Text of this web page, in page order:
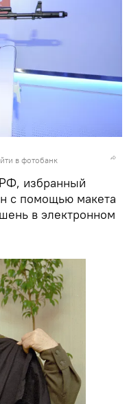
в фотобанк
избранный
с помощью макета
в электронном